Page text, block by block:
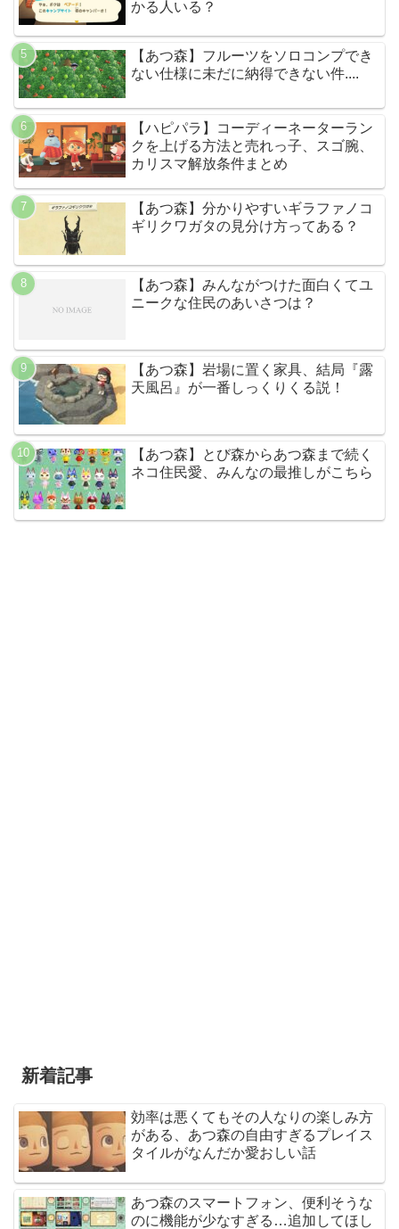
かる人いる？
【あつ森】フルーツをソロコンプでき
ない仕様に未だに納得できない件....
【ハピパラ】コーディーネーターラン
クを上げる方法と売れっ子、スゴ腕、
カリスマ解放条件まとめ
【あつ森】分かりやすいギラファノコ
ギリクワガタの見分け方ってある？
【あつ森】みんながつけた面白くてユ
ニークな住民のあいさつは？
【あつ森】岩場に置く家具、結局『露
天風呂』が一番しっくりくる説！
【あつ森】とび森からあつ森まで続く
ネコ住民愛、みんなの最推しがこちら
新着記事
効率は悪くてもその人なりの楽しみ方
がある、あつ森の自由すぎるプレイス
タイルがなんだか愛おしい話
あつ森のスマートフォン、便利そうな
のに機能が少なすぎる…追加してほし